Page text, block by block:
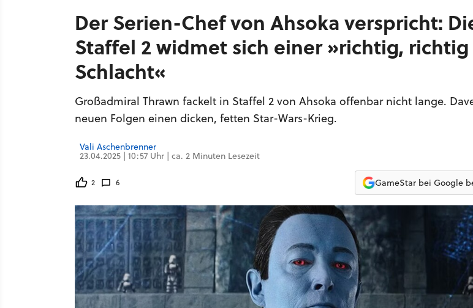
Der Serien-Chef von Ahsoka verspricht:
Staffel 2 widmet sich einer »richtig,
Schlacht«
Großadmiral Thrawn fackelt in Staffel 2 von Ahsoka offenbar nicht lange.
neuen Folgen einen dicken, fetten Star-Wars-Krieg.
Vali Aschenbrenner
23.04.2025 | 10:57 Uhr | ca. 2 Minuten Lesezeit
2 6 GameStar bei Google